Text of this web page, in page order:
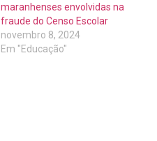
maranhenses envolvidas na
fraude do Censo Escolar
novembro 8, 2024
Em "Educação"